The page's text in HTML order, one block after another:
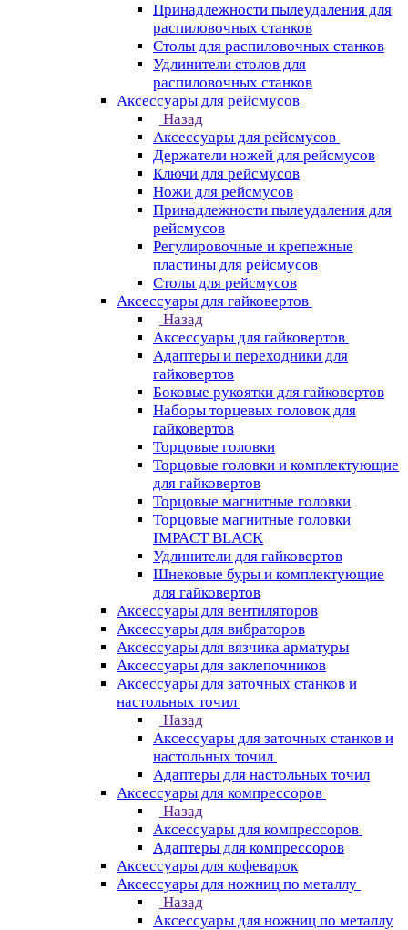
Принадлежности пылеудаления для
распиловочных станков
Столы для распиловочных станков
Удлинители столов для
распиловочных станков
Аксессуары для рейсмусов
Назад
Аксессуары для рейсмусов
Держатели ножей для рейсмусов
Ключи для рейсмусов
Ножи для рейсмусов
Принадлежности пылеудаления для
рейсмусов
Регулировочные и крепежные
пластины для рейсмусов
Столы для рейсмусов
Аксессуары для гайковертов
Назад
Аксессуары для гайковертов
Адаптеры и переходники для
гайковертов
Боковые рукоятки для гайковертов
Наборы торцевых головок для
гайковертов
Торцовые головки
Торцовые головки и комплектующие
для гайковертов
Торцовые магнитные головки
Торцовые магнитные головки
IMPACT BLACK
Удлинители для гайковертов
Шнековые буры и комплектующие
для гайковертов
Аксессуары для вентиляторов
Аксессуары для вибраторов
Аксессуары для вязчика арматуры
Аксессуары для заклепочников
Аксессуары для заточных станков и
настольных точил
Назад
Аксессуары для заточных станков и
настольных точил
Адаптеры для настольных точил
Аксессуары для компрессоров
Назад
Аксессуары для компрессоров
Адаптеры для компрессоров
Аксессуары для кофеварок
Аксессуары для ножниц по металлу
Назад
Аксессуары для ножниц по металлу